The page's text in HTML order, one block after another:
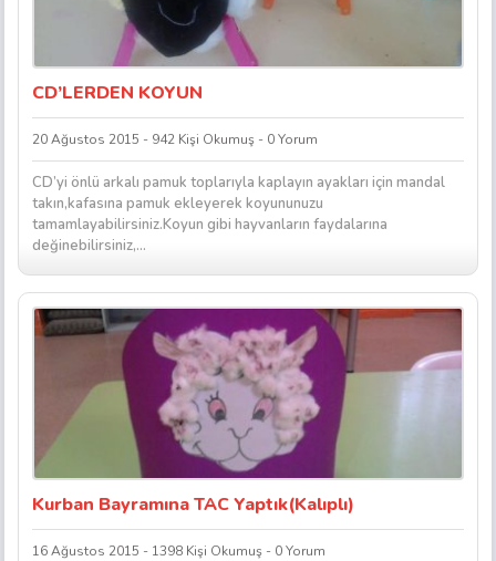
CD’LERDEN KOYUN
20 Ağustos 2015 - 942 Kişi Okumuş - 0 Yorum
CD’yi önlü arkalı pamuk toplarıyla kaplayın ayakları için mandal
takın,kafasına pamuk ekleyerek koyununuzu
tamamlayabilirsiniz.Koyun gibi hayvanların faydalarına
değinebilirsiniz,...
Kurban Bayramına TAC Yaptık(Kalıplı)
16 Ağustos 2015 - 1398 Kişi Okumuş - 0 Yorum